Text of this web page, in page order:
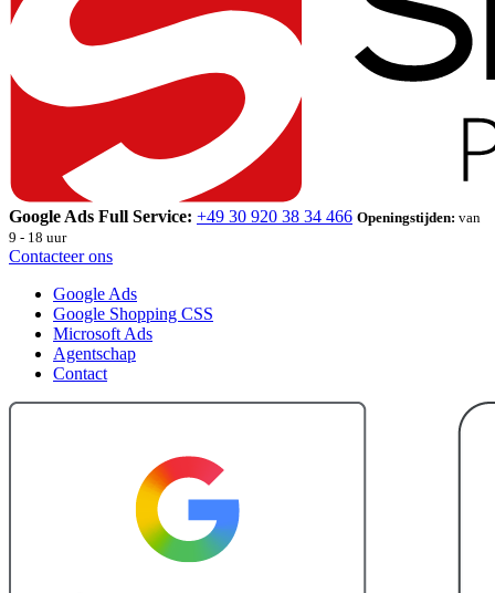
Google Ads Full Service: +49 30 920 38 34 466 Openingstijden: van
9 - 18 uur
Contacteer ons
Google Ads
Google Shopping CSS
Microsoft Ads
Agentschap
Contact